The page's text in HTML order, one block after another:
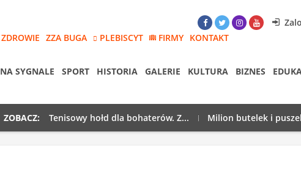
ZDROWIE ZZA BUGA PLEBISCYT FIRMY KONTAKT
NA SYGNALE SPORT HISTORIA GALERIE KULTURA BIZNES
ZOBACZ: Tenisowy hołd dla bohaterów. Z...
Milion butelek i